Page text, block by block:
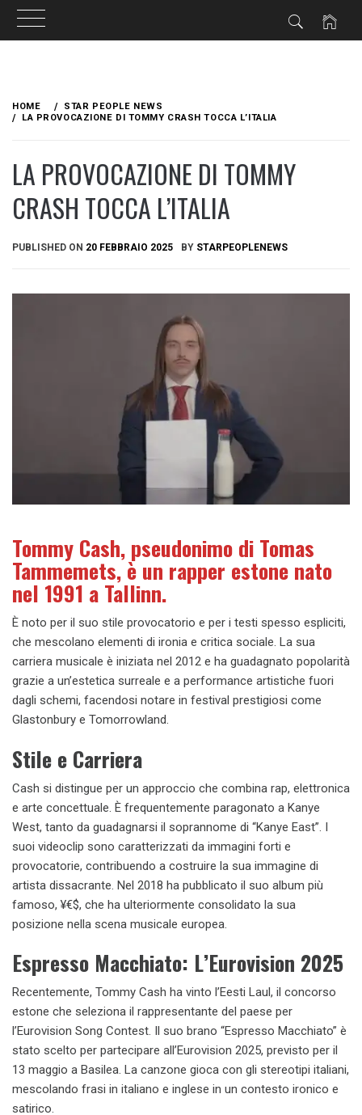
content
HOME
STAR PEOPLE NEWS
LA PROVOCAZIONE DI TOMMY CRASH TOCCA L’ITALIA
LA PROVOCAZIONE DI TOMMY
CRASH TOCCA L’ITALIA
PUBLISHED ON 20 FEBBRAIO 2025 BY STARPEOPLENEWS
Tommy Cash, pseudonimo di Tomas
Tammemets, è un rapper estone nato
nel 1991 a Tallinn.
È noto per il suo stile provocatorio e per i testi spesso espliciti,
che mescolano elementi di ironia e critica sociale. La sua
carriera musicale è iniziata nel 2012 e ha guadagnato popolarità
grazie a un’estetica surreale e a performance artistiche fuori
dagli schemi, facendosi notare in festival prestigiosi come
Glastonbury e Tomorrowland.
Stile e Carriera
Cash si distingue per un approccio che combina rap, elettronica
e arte concettuale. È frequentemente paragonato a Kanye
West, tanto da guadagnarsi il soprannome di “Kanye East”. I
suoi videoclip sono caratterizzati da immagini forti e
provocatorie, contribuendo a costruire la sua immagine di
artista dissacrante. Nel 2018 ha pubblicato il suo album più
famoso, ¥€$, che ha ulteriormente consolidato la sua
posizione nella scena musicale europea.
Espresso Macchiato: L’Eurovision 2025
Recentemente, Tommy Cash ha vinto l’Eesti Laul, il concorso
estone che seleziona il rappresentante del paese per
l’Eurovision Song Contest. Il suo brano “Espresso Macchiato” è
stato scelto per partecipare all’Eurovision 2025, previsto per il
13 maggio a Basilea. La canzone gioca con gli stereotipi italiani,
mescolando frasi in italiano e inglese in un contesto ironico e
satirico.